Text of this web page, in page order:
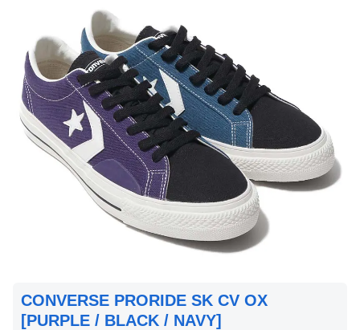
CONVERSE PRORIDE SK CV OX
[PURPLE / BLACK / NAVY]